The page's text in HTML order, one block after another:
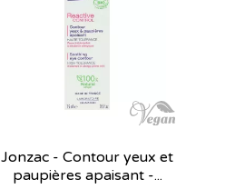
Jonzac - Contour yeux et
paupières apaisant -...